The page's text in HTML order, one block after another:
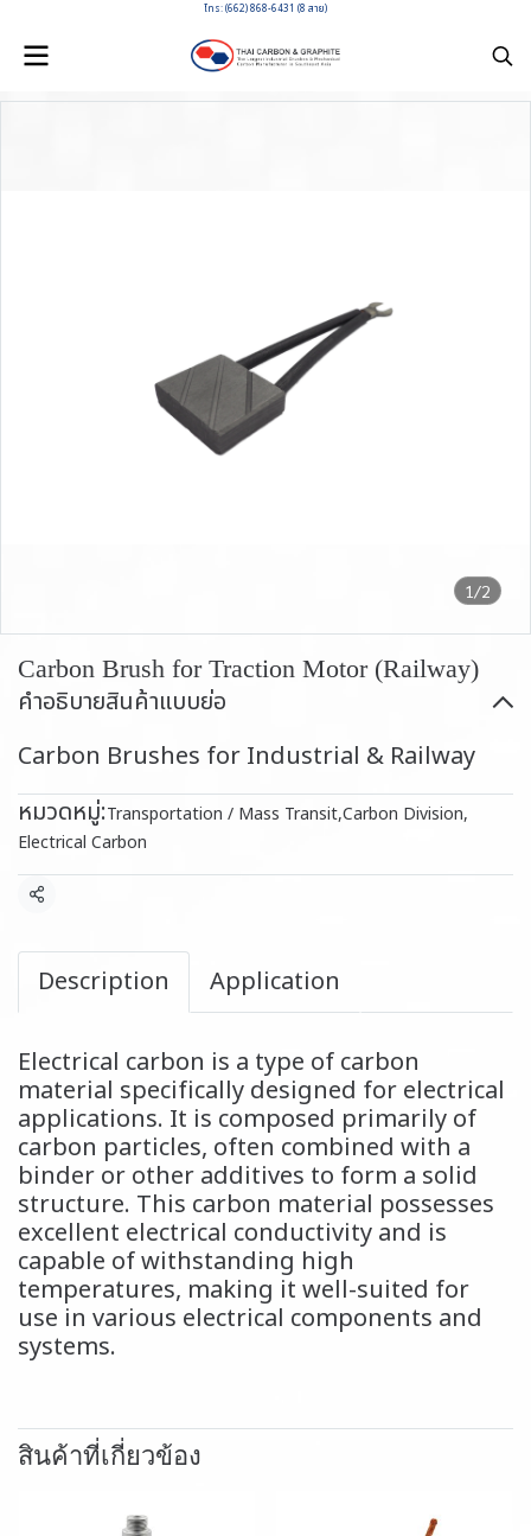
โทร: (662) 868-6431 (8 สาย)
1/2
Carbon Brush for Traction Motor (Railway)
คำอธิบายสินค้าแบบย่อ
Carbon Brushes for Industrial & Railway
หมวดหมู่:Transportation / Mass Transit,Carbon Division,
Electrical Carbon
แชร์
Description Application
Electrical carbon is a type of carbon
material specifically designed for electrical
applications. It is composed primarily of
carbon particles, often combined with a
binder or other additives to form a solid
structure. This carbon material possesses
excellent electrical conductivity and is
capable of withstanding high
temperatures, making it well-suited for
use in various electrical components and
systems.
สินค้าที่เกี่ยวข้อง